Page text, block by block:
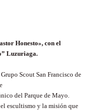
Honesto», con el
Luzuriaga.
Scout San Francisco de
del Parque de Mayo.
el escultismo y la misión que